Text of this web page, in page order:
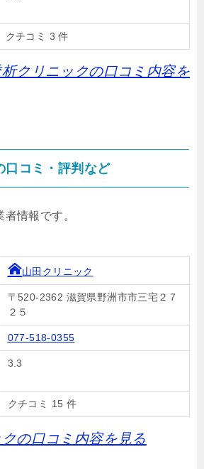
クチコミ 3 件
クリニックの口コミ内容を
口コミ・評判など
情報です。
山田クリニック
〒520-2362 滋賀県野洲市市三宅２７
２５
077-518-0355
3.3
クチコミ 15 件
の口コミ内容を見る